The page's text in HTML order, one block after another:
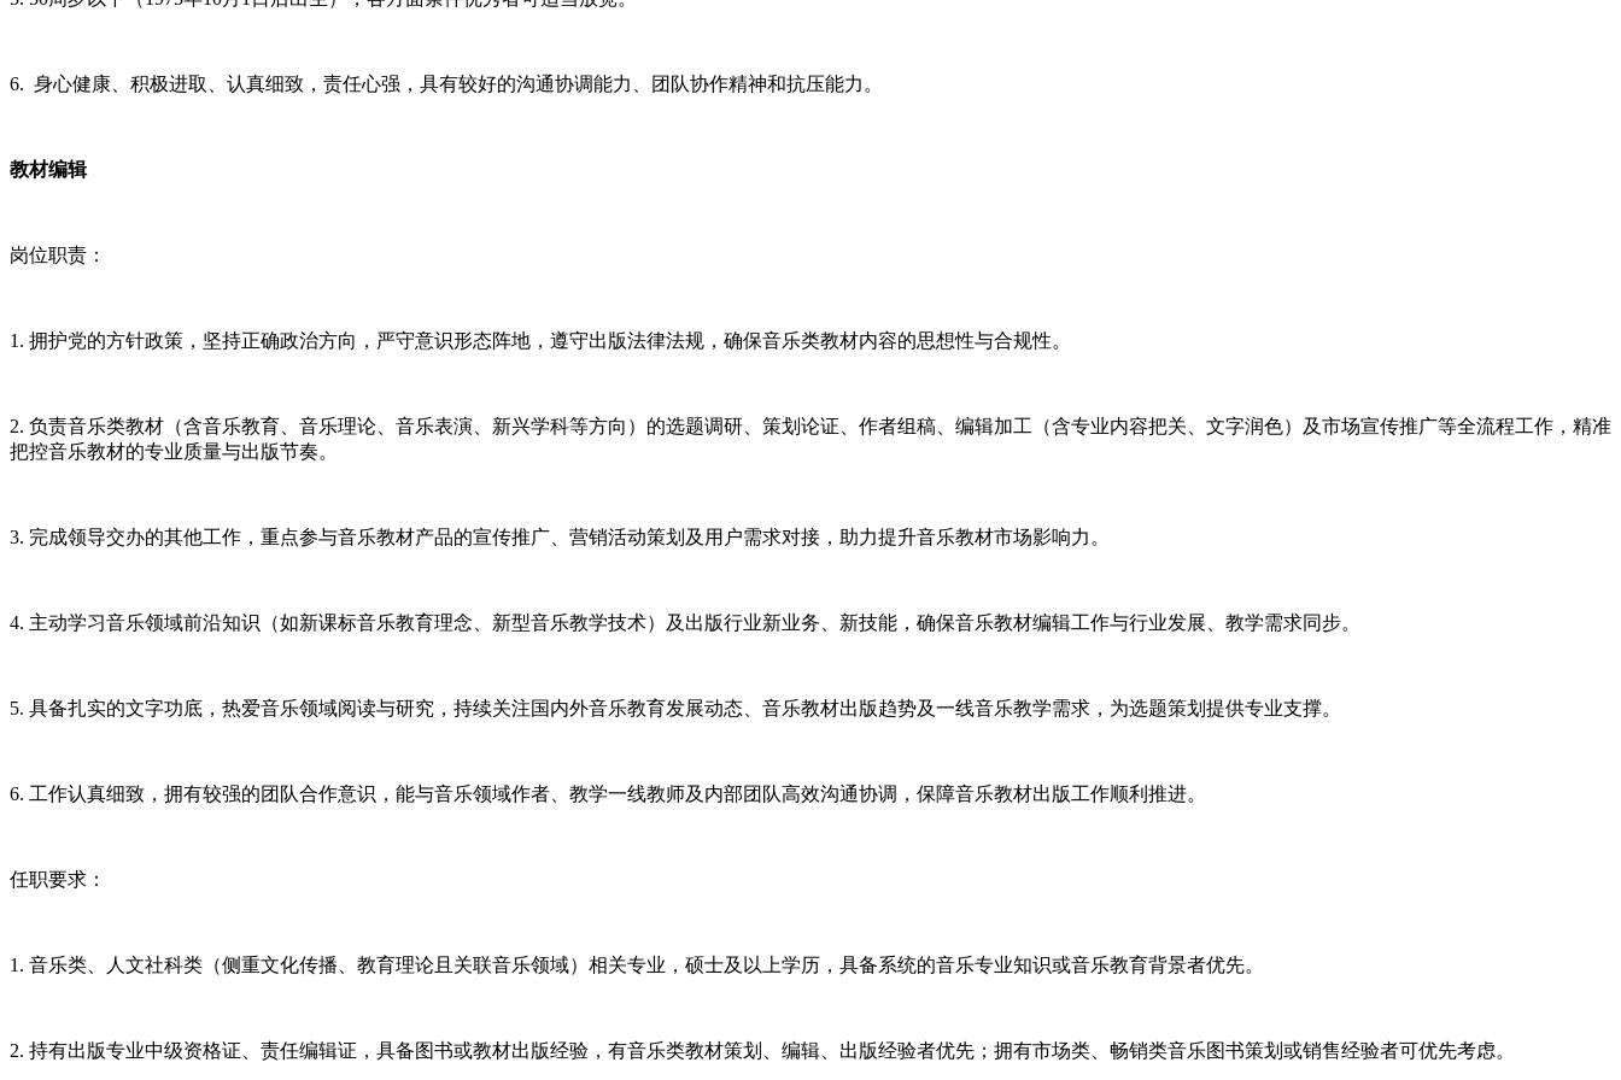
6. 身心健康、积极进取、认真细致，责任心强，具有较好的沟通协调能力、团队协作精神和抗压能力。
教材编辑
岗位职责：
1. 拥护党的方针政策，坚持正确政治方向，严守意识形态阵地，遵守出版法律法规，确保音乐类教材内容的思想性与合规性。
2. 负责音乐类教材（含音乐教育、音乐理论、音乐表演、新兴学科等方向）的选题调研、策划论证、作者组稿、编辑加工（含专业内容把关、文字润色）及市场宣传推广等全流程工作，精准
把控音乐教材的专业质量与出版节奏。
3. 完成领导交办的其他工作，重点参与音乐教材产品的宣传推广、营销活动策划及用户需求对接，助力提升音乐教材市场影响力。
4. 主动学习音乐领域前沿知识（如新课标音乐教育理念、新型音乐教学技术）及出版行业新业务、新技能，确保音乐教材编辑工作与行业发展、教学需求同步。
5. 具备扎实的文字功底，热爱音乐领域阅读与研究，持续关注国内外音乐教育发展动态、音乐教材出版趋势及一线音乐教学需求，为选题策划提供专业支撑。
6. 工作认真细致，拥有较强的团队合作意识，能与音乐领域作者、教学一线教师及内部团队高效沟通协调，保障音乐教材出版工作顺利推进。
任职要求：
1. 音乐类、人文社科类（侧重文化传播、教育理论且关联音乐领域）相关专业，硕士及以上学历，具备系统的音乐专业知识或音乐教育背景者优先。
2. 持有出版专业中级资格证、责任编辑证，具备图书或教材出版经验，有音乐类教材策划、编辑、出版经验者优先；拥有市场类、畅销类音乐图书策划或销售经验者可优先考虑。